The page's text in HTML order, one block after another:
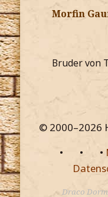
Morfin
Bruder von
© 2000–2026
•
• •
Draco